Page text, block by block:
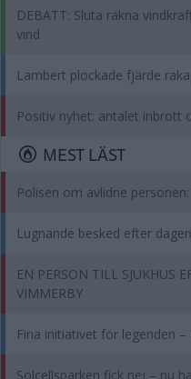
DEBATT: Sluta räkna
vind
Lambert plockade fjärde
Positiv nyhet: antalet inbrott
MEST LÄST
Polisen om avlidne
Lugnande besked efter
EN PERSON TILL SJUKHUS
VIMMERBY
Fina initiativet för legenden
Solcellsparken fick nej – nu